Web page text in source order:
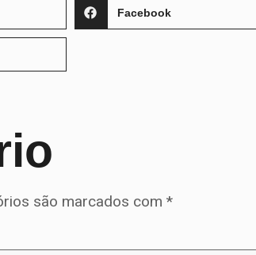
Facebook
são marcados com*